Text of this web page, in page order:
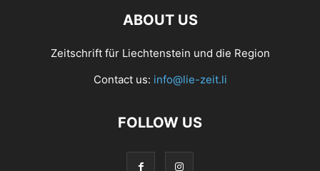
ABOUT US
Zeitschrift für Liechtenstein und die Region
Contact us: info@lie-zeit.li
FOLLOW US